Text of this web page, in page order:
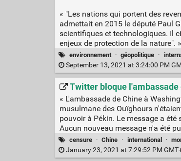
« "Les nations qui portent des
admettait en 2015 le député Paul
scientifiques et technologiques. Il
enjeux de protection de la nature". »
environnement · géopolitique ·
September 13, 2021 at 3:24:00 PM
Twitter bloque l'ambassade
« L'ambassade de Chine à
musulmane des Ouïghours
pouvoir à Pékin. Le message a
Aucun nouveau message n'a été
censure · Chine · international ·
January 23, 2021 at 7:29:52 PM